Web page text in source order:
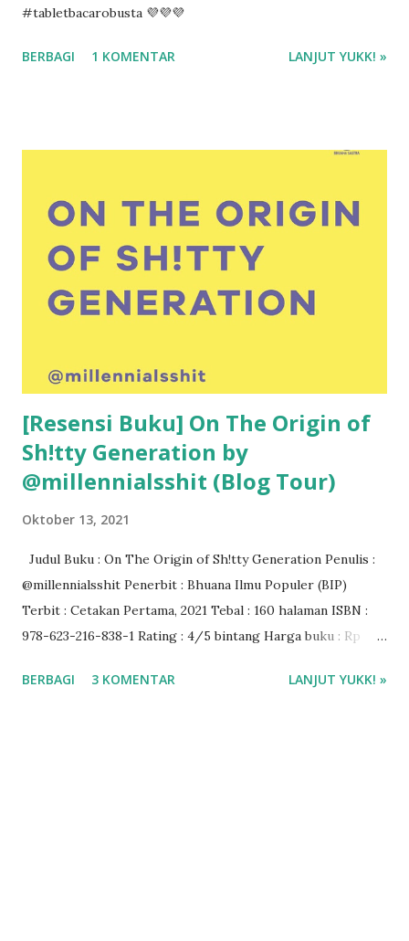
#tabletbacarobusta 💜💜💜
BERBAGI 1 KOMENTAR LANJUT YUKK! »
[Resensi Buku] On The Origin of
Sh!tty Generation by
@millennialsshit (Blog Tour)
Oktober 13, 2021
Judul Buku : On The Origin of Sh!tty Generation Penulis :
@millennialsshit Penerbit : Bhuana Ilmu Populer (BIP)
Terbit : Cetakan Pertama, 2021 Tebal : 160 halaman ISBN :
978-623-216-838-1 Rating : 4/5 bintang Harga buku : Rp
BERBAGI 3 KOMENTAR LANJUT YUKK! »